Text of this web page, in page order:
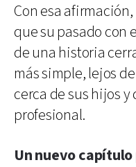
Con esa
que su pasado con
de una historia
más simple, lejos
cerca de sus hijos y
profesional.
Un nuevo